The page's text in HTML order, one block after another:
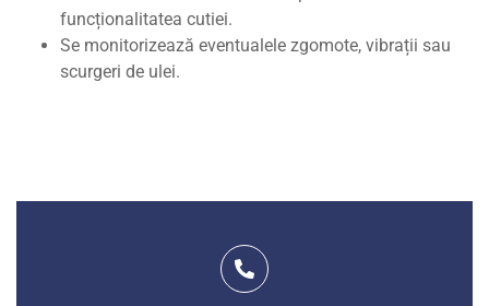
funcționalitatea cutiei.
Se monitorizează eventualele zgomote, vibrații sau
scurgeri de ulei.